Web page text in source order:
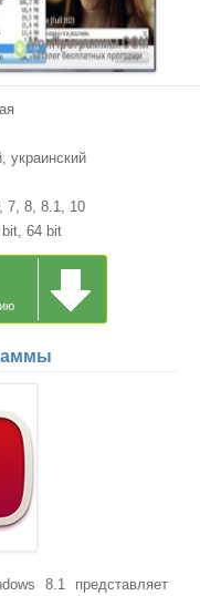
украинский
7, 8, 8.1, 10
64 bit
8.1 представляет